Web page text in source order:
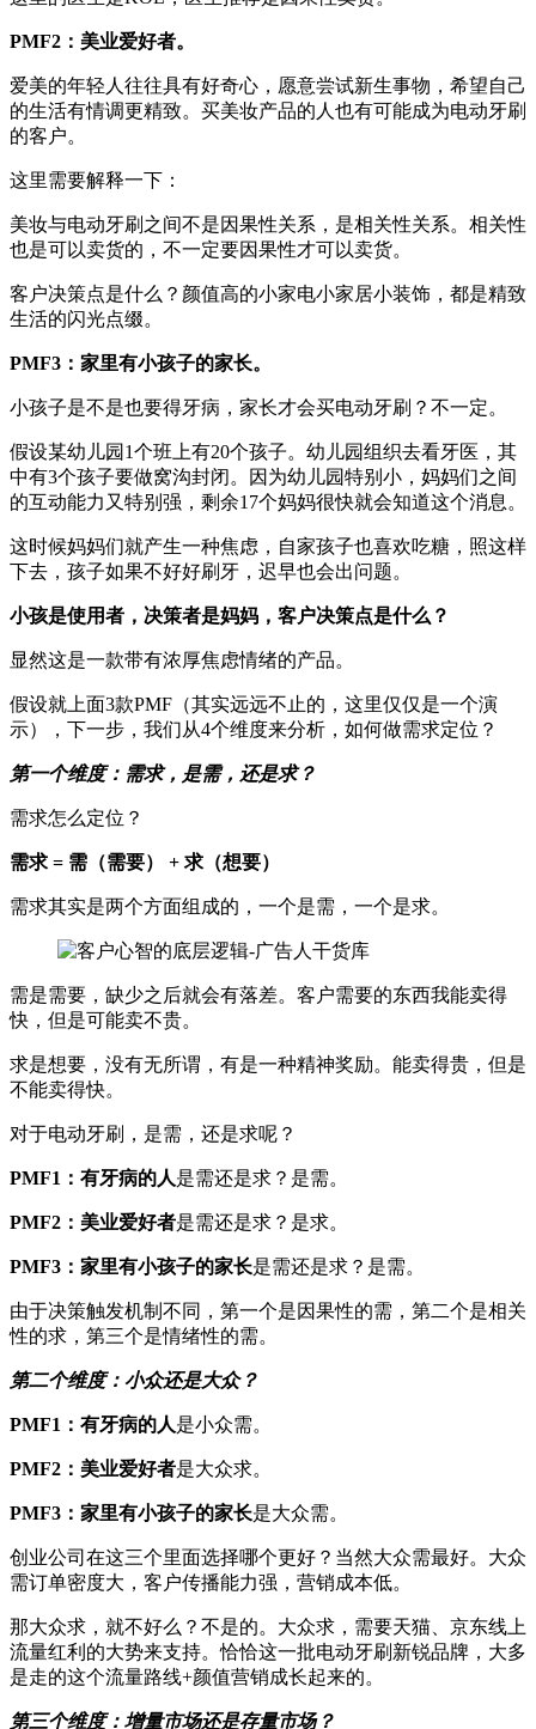
PMF2 ： 美业爱好者。
爱美的年轻人往往具有好奇心，愿意尝试新生事物，希望自己
的生活有情调更精致。买美妆产品的人也有可能成为电动牙刷
的客户。
这里需要解释一下：
美妆与电动牙刷之间不是因果性关系，是相关性关系。相关性
也是可以卖货的，不一定要因果性才可以卖货。
客户决策点是什么？颜值高的小家电小家居小装饰，都是精致
生活的闪光点缀。
PMF3 ： 家里有小孩子的家长。
小孩子是不是也要得牙病，家长才会买电动牙刷？不一定。
假设某幼儿园1个班上有20个孩子。幼儿园组织去看牙医，其
中有3个孩子要做窝沟封闭。因为幼儿园特别小，妈妈们之间
的互动能力又特别强，剩余17个妈妈很快就会知道这个消息。
这时候妈妈们就产生一种焦虑，自家孩子也喜欢吃糖，照这样
下去，孩子如果不好好刷牙，迟早也会出问题。
小孩是使用者，决策者是妈妈，客户决策点是什么？
显然这是一款带有浓厚焦虑情绪的产品。
假设就上面3款PMF（其实远远不止的，这里仅仅是一个演
示），下一步，我们从4个维度来分析，如何做需求定位？
第一个维度：需求，是需，还是求？
需求怎么定位？
需求 = 需（需要） + 求（想要）
需求其实是两个方面组成的，一个是需，一个是求。
需是需要，缺少之后就会有落差。客户需要的东西我能卖得
快，但是可能卖不贵。
求是想要，没有无所谓，有是一种精神奖励。能卖得贵，但是
不能卖得快。
对于电动牙刷，是需，还是求呢？
PMF1： 有牙病的人是需还是求？是需。
PMF2 ：美业爱好者是需还是求？是求。
PMF3 ： 家里有小孩子的家长是需还是求？是需。
由于决策触发机制不同，第一个是因果性的需，第二个是相关
性的求，第三个是情绪性的需。
第二个维度： 小众还是大众？
PMF1： 有牙病的人是小众需。
PMF2 ：美业爱好者是大众求。
PMF3 ： 家里有小孩子的家长是大众需。
创业公司在这三个里面选择哪个更好？当然大众需最好。大众
需订单密度大，客户传播能力强，营销成本低。
那大众求，就不好么？不是的。大众求，需要天猫、京东线上
流量红利的大势来支持。恰恰这一批电动牙刷新锐品牌，大多
是走的这个流量路线+颜值营销成长起来的。
第三个维度： 增量市场还是存量市场？